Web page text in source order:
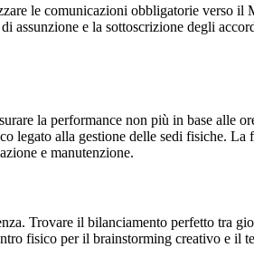
le comunicazioni obbligatorie verso il
assunzione e la sottoscrizione degli
la performance non più in base alle
legato alla gestione delle sedi fisiche. La
e manutenzione.
Trovare il bilanciamento perfetto tra
fisico per il brainstorming creativo e il